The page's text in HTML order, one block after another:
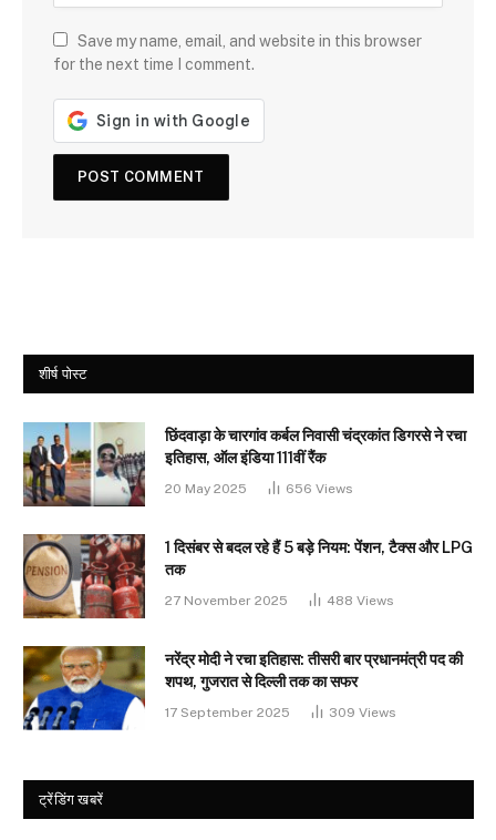
Save my name, email, and website in this browser
for the next time I comment.
शीर्ष पोस्ट
छिंदवाड़ा के चारगांव कर्बल निवासी चंद्रकांत डिगरसे ने रचा
इतिहास, ऑल इंडिया 111वीं रैंक
20 May 2025 656 Views
1 दिसंबर से बदल रहे हैं 5 बड़े नियम: पेंशन, टैक्स और LPG
तक
27 November 2025 488 Views
नरेंद्र मोदी ने रचा इतिहास: तीसरी बार प्रधानमंत्री पद की
शपथ, गुजरात से दिल्ली तक का सफर
17 September 2025 309 Views
ट्रेंडिंग खबरें